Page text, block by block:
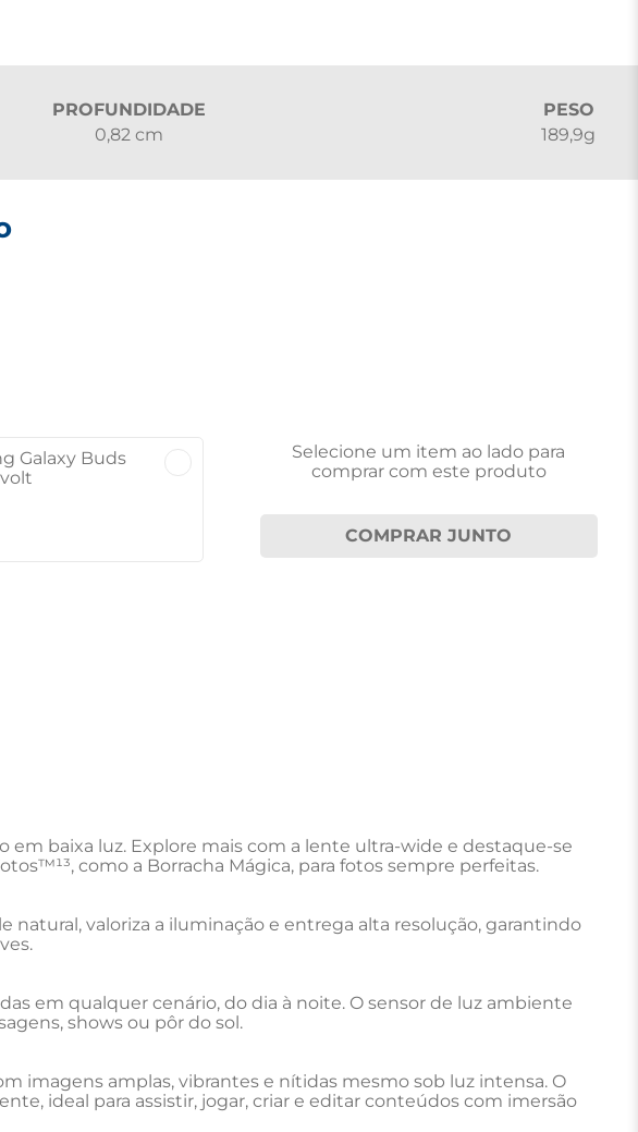
PROFUNDIDADE
0,82 cm
PESO
189,9g
Galaxy Buds
Selecione um item ao lado para
comprar com este produto
COMPRAR JUNTO
em baixa luz. Explore mais com a lente ultra-wide e destaque-se
como a Borracha Mágica, para fotos sempre perfeitas.
natural, valoriza a iluminação e entrega alta resolução, garantindo
em qualquer cenário, do dia à noite. O sensor de luz ambiente
shows ou pôr do sol.
imagens amplas, vibrantes e nítidas mesmo sob luz intensa. O
ideal para assistir, jogar, criar e editar conteúdos com imersão